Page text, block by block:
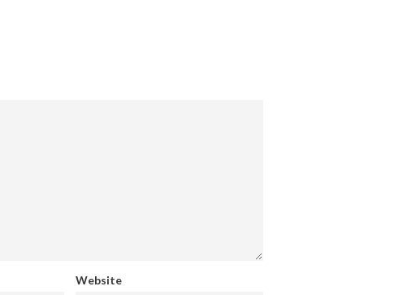
Website